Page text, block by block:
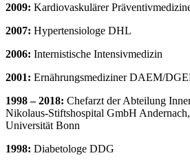
2009: Kardiovaskulärer
2007: Hypertensiologe DHL
2006: Internistische Intensivmedizin
2001: Ernährungsmediziner DAEM/
1998 – 2018: Chefarzt der Abteilung
Nikolaus-Stiftshospital GmbH
Universität Bonn
1998: Diabetologe DDG